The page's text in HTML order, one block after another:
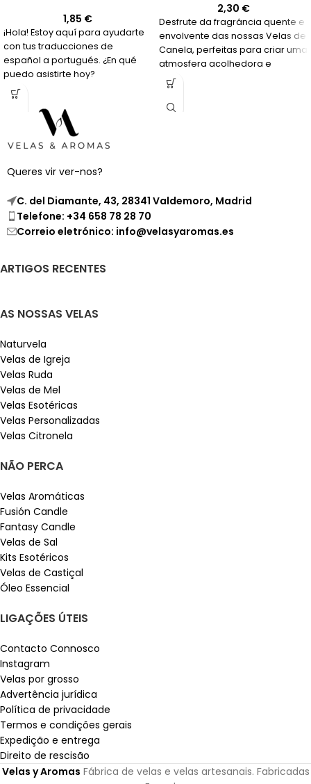
1,85 €
¡Hola! Estoy aquí para ayudarte
con tus traducciones de
español a portugués. ¿En qué
puedo asistirte hoy?
2,30 €
Desfrute da fragrância quente e
envolvente das nossas Velas de
Canela, perfeitas para criar uma
atmosfera acolhedora e
relaxante em sua casa.
Queres vir ver-nos?
C. del Diamante, 43, 28341 Valdemoro, Madrid
Telefone: +34 658 78 28 70
Correio eletrónico: info@velasyaromas.es
ARTIGOS RECENTES
AS NOSSAS VELAS
Naturvela
Velas de Igreja
Velas Ruda
Velas de Mel
Velas Esotéricas
Velas Personalizadas
Velas Citronela
NÃO PERCA
Velas Aromáticas
Fusión Candle
Fantasy Candle
Velas de Sal
Kits Esotéricos
Velas de Castiçal
Óleo Essencial
LIGAÇÕES ÚTEIS
Contacto Connosco
Instagram
Velas por grosso
Advertência jurídica
Política de privacidade
Termos e condições gerais
Expedição e entrega
Direito de rescisão
Velas y Aromas Fábrica de velas e velas artesanais. Fabricadas